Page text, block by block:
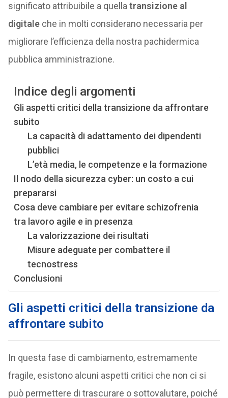
significato attribuibile a quella transizione al
digitaleche in molti considerano necessaria per
migliorare l’efficienza della nostra pachidermica
pubblica amministrazione.
Indice degli argomenti
Gli aspetti critici della transizione da affrontare
subito
La capacità di adattamento dei dipendenti
pubblici
L’età media, le competenze e la formazione
Il nodo della sicurezza cyber: un costo a cui
prepararsi
Cosa deve cambiare per evitare schizofrenia
tra lavoro agile e in presenza
La valorizzazione dei risultati
Misure adeguate per combattere il
tecnostress
Conclusioni
Gli aspetti critici della transizione da
affrontare subito
In questa fase di cambiamento, estremamente
fragile, esistono alcuni aspetti critici che non ci si
può permettere di trascurare o sottovalutare, poiché